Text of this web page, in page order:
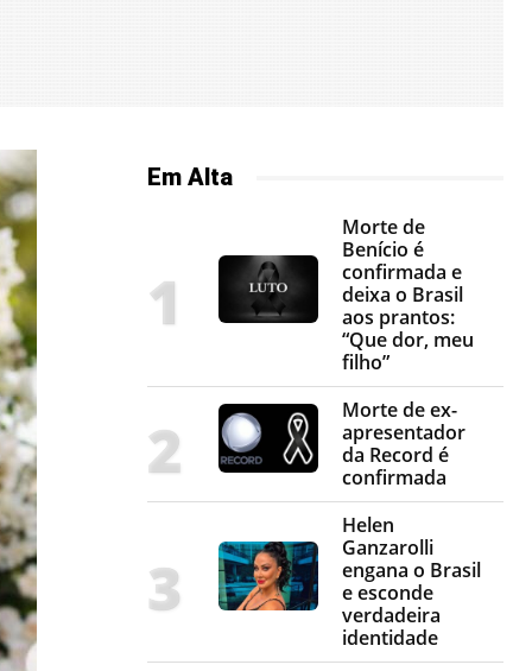
Em Alta
Morte de
Benício é
confirmada e
deixa o Brasil
aos prantos:
“Que dor, meu
filho”
Morte de ex-
apresentador
da Record é
confirmada
Helen
Ganzarolli
engana o Brasil
e esconde
verdadeira
identidade